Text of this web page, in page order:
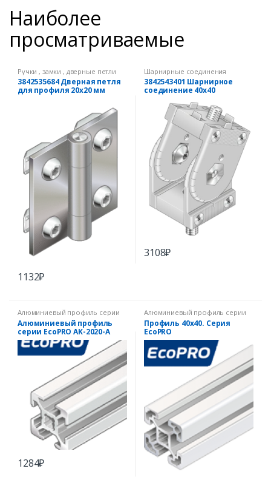
Наиболее
просматриваемые
Ручки , замки , дверные петли
3842535684 Дверная петля
для профиля 20х20 мм
1132₽
Шарнирные соединения
3842543401 Шарнирное
соединение 40х40
3108₽
Алюминиевый профиль серии
EcoPRO
Алюминиевый профиль
серии EcoPRO AK-2020-A
1284₽
Алюминиевый профиль серии
EcoPRO
Профиль 40х40. Серия
EcoPRO